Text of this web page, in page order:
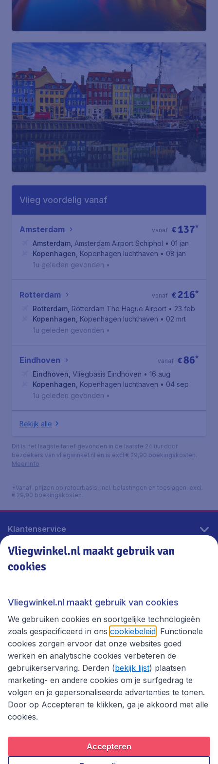
Vlieg voordelig vanaf
Amsterdam € 137*
vanaf
Amsterdam Amsterdam Airport Schiphol • 01 jan
Kopenhagen Kopenhagen luchthaven • 08 jan
1u geleden gevonden •
Rotterdam € 216*
vanaf
Rotterdam Rotterdam The Hague Airport • 23 feb
Kopenhagen Kopenhagen luchthaven • 02 mrt
1u geleden gevonden •
Eindhoven €86*
vanaf
Eindhoven Vliegbasis Eindhoven • 16 aug
Kopenhagen Kopenhagen luchthaven • 04 sep
1u geleden gevonden •
Bekijk alle
Dit is het laagste tarief gevonden in de laatste 24 uur door
bezoekers van vliegwinkel.nl en is excl € 29,90 boekingskosten.
Meer info
*Vanaf-prijzen op retourbasis, incl. belastingen en toeslagen, excl.
€ 29,90 boekingskosten.
Klantenservice
Vliegwinkel.nl
Thema's
Privacybeleid
Copyright © 2026
Vliegwinkel.nl maakt gebruik van
cookies
Vliegwinkel.nl maakt gebruik van cookies
We gebruiken cookies en soortgelijke technologieën
zoals gespecificeerd in ons cookiebeleid . Functionele
cookies zorgen ervoor dat onze websites goed
werken en analytische cookies verbeteren de
gebruikerservaring. Derden (bekijk lijst) plaatsen
marketing- en andere cookies om je surfgedrag te
volgen en je gepersonaliseerde advertenties te tonen.
Door op Accepteren te klikken, ga je akkoord met alle
cookies.
Accepteren